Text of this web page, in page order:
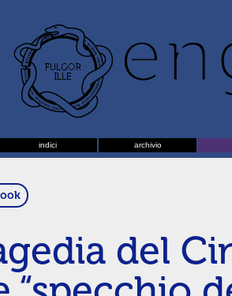
indici archivio
del